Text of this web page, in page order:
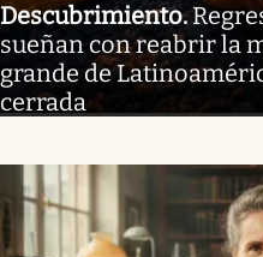
Descubrimiento.
sueñan con reabrir la
grande de
cerrada